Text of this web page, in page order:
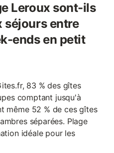
Leroux sont-ils
séjours entre
ends en petit
83 % des gîtes
comptant jusqu'à
même 52 % de ces gîtes
séparées. Plage
idéale pour les